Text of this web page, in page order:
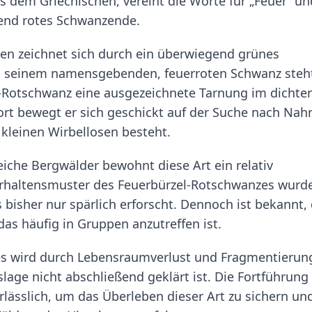
rotes Schwanzende.
zeichnet sich durch ein überwiegend grünes
namensgebenden, feuerroten Schwanz
eine ausgezeichnete Tarnung im
bewegt er sich geschickt auf der Suche nach
Wirbellosen besteht.
Bergwälder bewohnt diese Art ein relativ
des Feuerbürzel-Rotschwanzes
nur spärlich erforscht. Dennoch ist bekannt,
häufig in Gruppen anzutreffen ist.
wird durch Lebensraumverlust und
nicht abschließend geklärt ist. Die Fortführung
um das Überleben dieser Art zu sichern